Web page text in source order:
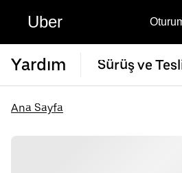
Uber
Yardım Sürüş ve
Ana Sayfa